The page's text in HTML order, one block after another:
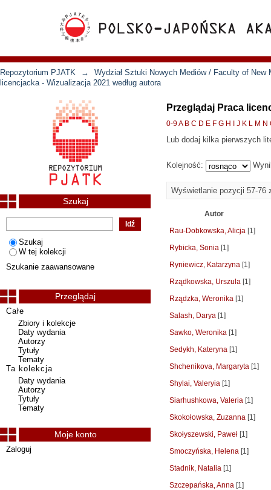
Repozytorium PJATK →
Wydział Sztuki Nowych Mediów / Faculty of New
licencjacka - Wizualizacja 2021 według autora
Przeglądaj Praca
0-9A B C D E F G H J K L M N
Lub dodaj kilka pierwszych
Kolejność:
Wyświetlanie pozycji 57-76
Autor
Rau-Dobkowska, Alicja [1]
Rybicka, Sonia [1]
Ryniewicz, Katarzyna [1]
Rządkowska, Urszula [1]
Rządzka, Weronika [1]
Salash, Darya [1]
Sawko, Weronika [1]
Sedykh, Kateryna [1]
Shchenikova, Margaryta [1]
Shylai, Valeryia [1]
Siarhushkowa, Valeria [1]
Skokołowska, Zuzanna [1]
Skołyszewski, Paweł [1]
Smoczyńska, Helena [1]
Stadnik, Natalia [1]
Szczepańska, Anna [1]
Szukaj
Szukaj
W tej kolekcji
Szukanie zaawansowane
Przeglądaj
Całe
Zbiory i kolekcje
Daty wydania
Autorzy
Tytuły
Tematy
Ta kolekcja
Daty wydania
Autorzy
Tytuły
Tematy
Moje konto
Zaloguj